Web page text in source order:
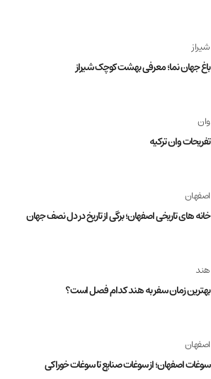
شیراز
باغ جهان نما؛ معرفی بهشت کوچک شیراز
وان
تفریحات وان ترکیه
اصفهان
خانه‌ های تاریخی اصفهان؛ برگی از تاریخ در دل نصف جهان
هند
بهترین زمان سفر به هند کدام فصل است؟
اصفهان
سوغات اصفهان؛ از سوغات صنایع تا سوغات خوراکی